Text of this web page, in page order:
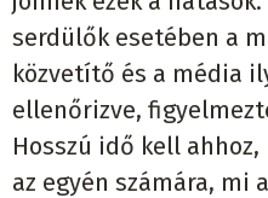
serdülők esetében a
közvetítő és a média
ellenőrizve,
Hosszú idő kell
az egyén számára, mi